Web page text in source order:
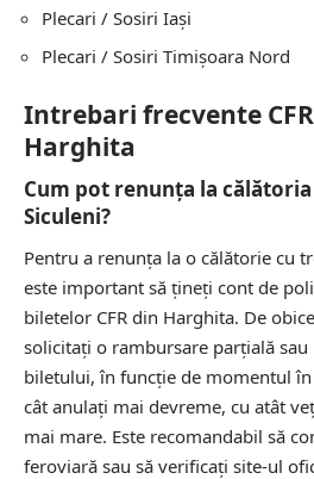
Plecari / Sosiri Iași
Plecari / Sosiri Timișoara Nord
Intrebari frecvente
Harghita
Cum pot renunța la
Siculeni?
Pentru a renunța la o călătorie cu
este important să țineți cont de
biletelor CFR din Harghita. De
solicitați o rambursare parțială
biletului, în funcție de momentul în
cât anulați mai devreme, cu atât
mai mare. Este recomandabil să
feroviară sau să verificați site-ul